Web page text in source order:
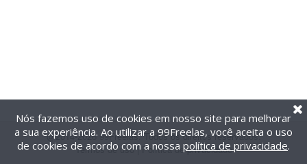
@2014-2026 99Freelas. Todos os direitos reservados.
Termos de uso| Política de privacidade
Nós fazemos uso de cookies em nosso site para melhorar
a sua experiência. Ao utilizar a 99Freelas, você aceita o uso
de cookies de acordo com a nossa política de privacidade.